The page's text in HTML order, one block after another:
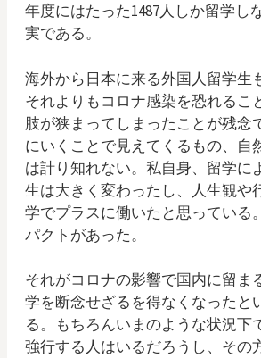
年度にはたった1487人しか留学し
実である。
海外から日本に来る外国人留学生
それよりもコロナ感染を恐れるこ
肢が狭まってしまったことが残念
にいくことで見えてくるもの、自
は計り知れない。私自身、留学に
生は大きく変わったし、人生観や
学でプラスに働いたと思っている
パクトがあった。
それがコロナの影響で国内に留ま
学を断念せざるを得なくなったと
る。もちろんいまのような状況下
強行する人はいるだろうし、その